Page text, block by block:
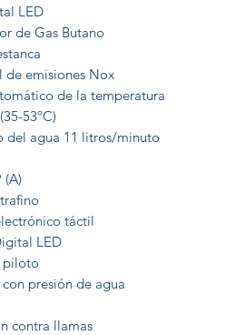
LED
de Gas Butano
de emisiones Nox
de la temperatura
53ºC)
del agua 11 litros/minuto
(A)
táctil
LED
piloto
presión de agua
contra llamas